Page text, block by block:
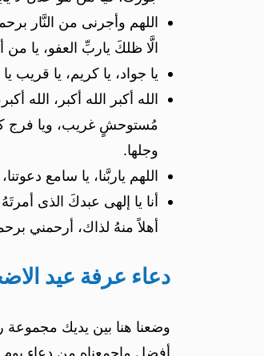
اللهم وأجرنى من النَّار
الَّا ظلكَ ياربِّ العفو، يا من
يا جواد، يا كريم، يا
الله أكبر الله أكبر،
مُستوحشٍ غريب، ويا فرج
وجلها.
اللهم ياربَّنا، يا سامع
أنا يا إلهى عبدكَ الذى
أهلاً منهُ لذاك، أرحمني
دعاء عرفة عيد
وضعنا هنا بين يديك مجموعة
أفضل ماجمعناه من دعاء